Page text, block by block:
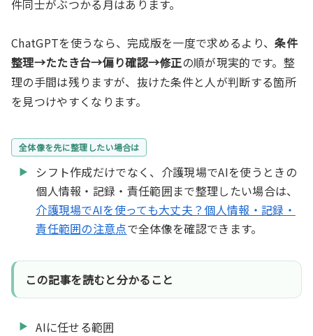
件同士がぶつかる月はあります。
ChatGPTを使うなら、完成版を一度で求めるより、条件
整理→たたき台→偏り確認→修正の順が現実的です。整
理の手間は残りますが、抜けた条件と人が判断する箇所
を見つけやすくなります。
全体像を先に整理したい場合は
シフト作成だけでなく、介護現場でAIを使うときの
個人情報・記録・責任範囲まで整理したい場合は、
介護現場でAIを使っても大丈夫？個人情報・記録・
責任範囲の注意点で全体像を確認できます。
この記事を読むと分かること
AIに任せる範囲